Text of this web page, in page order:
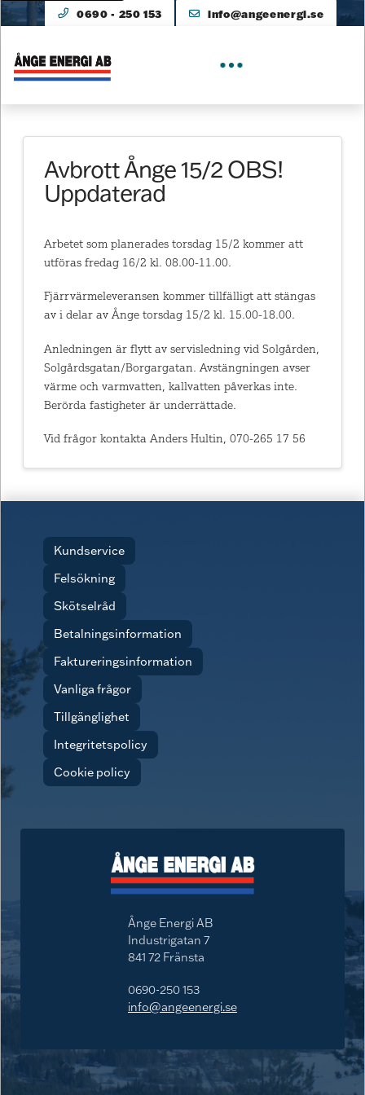
0690 - 250 153 info@angeenergi.se
Avbrott Ånge 15/2 OBS!
Uppdaterad
Arbetet som planerades torsdag 15/2 kommer att
utföras fredag 16/2 kl. 08.00-11.00.
Fjärrvärmeleveransen kommer tillfälligt att stängas
av i delar av Ånge torsdag 15/2 kl. 15.00-18.00.
Anledningen är flytt av servisledning vid Solgården,
Solgårdsgatan/Borgargatan. Avstängningen avser
värme och varmvatten, kallvatten påverkas inte.
Berörda fastigheter är underrättade.
Vid frågor kontakta Anders Hultin, 070-265 17 56
Kundservice
Felsökning
Skötselråd
Betalningsinformation
Faktureringsinformation
Vanliga frågor
Tillgänglighet
Integritetspolicy
Cookie policy
Ånge Energi AB
Industrigatan 7
841 72 Fränsta
0690-250 153
info@angeenergi.se